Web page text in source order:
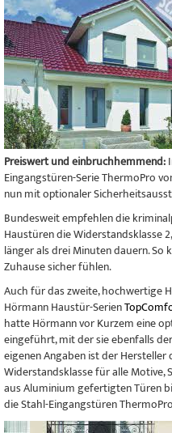
Preiswert und einbruchhemmend:
Eingangstüren-Serie ThermoPro
nun mit optionaler
Bundesweit empfehlen die
Haustüren die Widerstandsklasse
länger als drei Minuten dauern. So
Zuhause sicher fühlen.
Auch für das zweite, hochwertige
Hörmann Haustür-Serien
hatte Hörmann vor Kurzem eine
eingeführt, mit der sie ebenfalls
eigenen Angaben ist der Hersteller
Widerstandsklasse für alle Motive,
aus Aluminium gefertigten Türen
die Stahl-Eingangstüren